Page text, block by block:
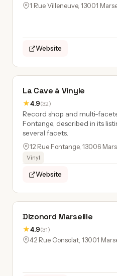
1 Rue Villeneuve, 13001
Website
La Cave à Vinyle
★4.9(32)
Record shop and multi-
Fontange, described in its
several facets.
12 Rue Fontange, 13006
Vinyl
Website
Dizonord Marseille
★4.9(31)
42 Rue Consolat, 13001